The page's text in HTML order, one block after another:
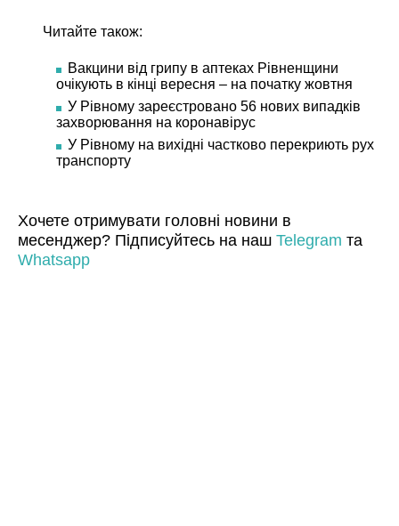
Читайте також:
Вакцини від грипу в аптеках Рівненщини
очікують в кінці вересня – на початку жовтня
У Рівному зареєстровано 56 нових випадків
захворювання на коронавірус
У Рівному на вихідні частково перекриють рух
транспорту
Хочете отримувати головні новини в
месенджер? Підписуйтесь на наш Telegram та
Whatsapp